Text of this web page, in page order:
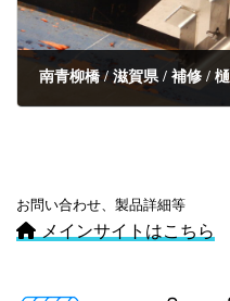
南青柳橋 / 滋賀県 / 補修 / 樋
お問い合わせ、製品詳細等
メインサイトはこちら